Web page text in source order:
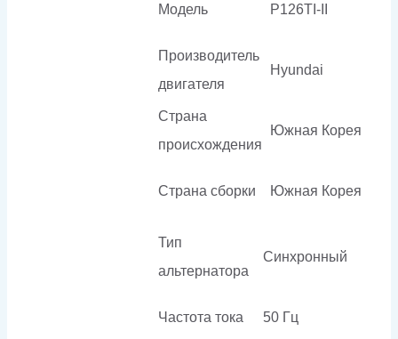
Модель P126TI-II
Производитель
двигателя
Hyundai
Страна
происхождения
Южная Корея
Страна сборки Южная Корея
Тип
альтернатора
Синхронный
Частота тока 50 Гц